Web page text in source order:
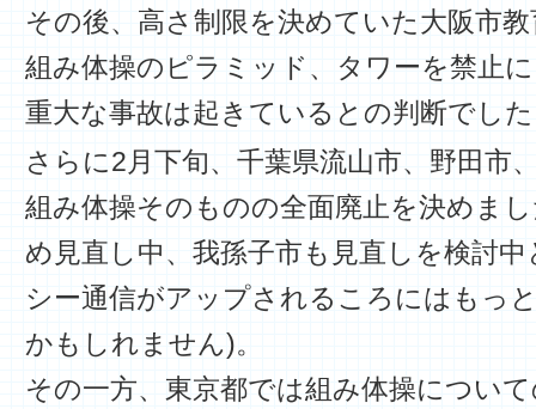
その後、高さ制限を決めていた大阪市
組み体操のピラミッド、タワーを禁止
重大な事故は起きているとの判断でし
さらに2月下旬、千葉県流山市、野田市
組み体操そのものの全面廃止を決めま
め見直し中、我孫子市も見直しを検討
シー通信がアップされるころにはもっ
かもしれません)。
その一方、東京都では組み体操につい